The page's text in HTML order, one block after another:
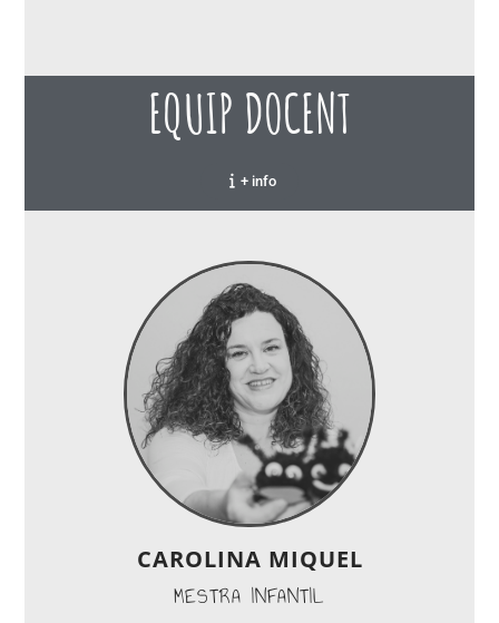
EQUIP DOCENT
+ info
CAROLINA MIQUEL
MESTRA INFANTIL